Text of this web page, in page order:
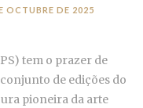
OCTUBRE DE 2025
tem o prazer de
de edições do
pioneira da arte